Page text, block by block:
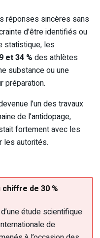
réponses sincères sans
d’être identifiés ou
statistique, les
et 34 % des athlètes
substance ou une
préparation.
l’un des travaux
de l’antidopage,
fortement avec les
les autorités.
chiffre de 30 %
étude scientifique
de